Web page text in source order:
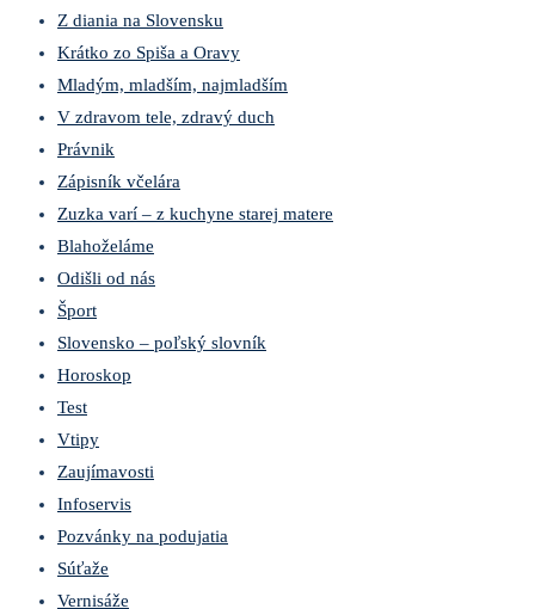
Z diania na Slovensku
Krátko zo Spiša a Oravy
Mladým, mladším, najmladším
V zdravom tele, zdravý duch
Právnik
Zápisník včelára
Zuzka varí – z kuchyne starej matere
Blahoželáme
Odišli od nás
Šport
Slovensko – poľský slovník
Horoskop
Test
Vtipy
Zaujímavosti
Infoservis
Pozvánky na podujatia
Súťaže
Vernisáže